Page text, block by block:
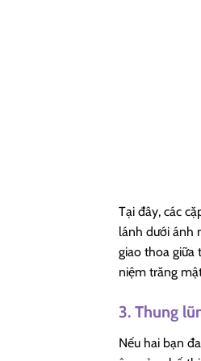
Tại đây, các
lánh dưới ánh
giao thoa giữa
niệm trăng
3. Thung
Nếu hai bạn